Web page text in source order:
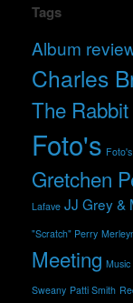
Tags
Album
Charles
The
Foto's
Gretchen
Lafave JJ Grey &
"Scratch" Perry
Meeting
Sweany Patti Smith